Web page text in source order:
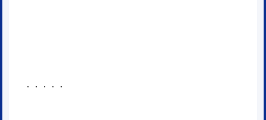
・・・・・